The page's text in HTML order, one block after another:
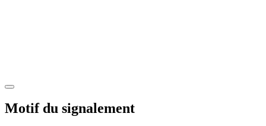
Motif du signalement